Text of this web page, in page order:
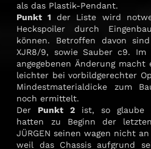
als das Plastik-Pendant.
Punkt 1 der Liste wird
Heckspoiler durch
können. Betroffen davon
XJR8/9, sowie Sauber c9.
angegebenen Änderung
leichter bei vorbildgerechter
Mindestmaterialdicke zum
noch ermittelt.
Der Punkt 2ist, so glaube
hatten zu Beginn der
JÜRGEN seinen wagen nicht
weil das Chassis aufgrund